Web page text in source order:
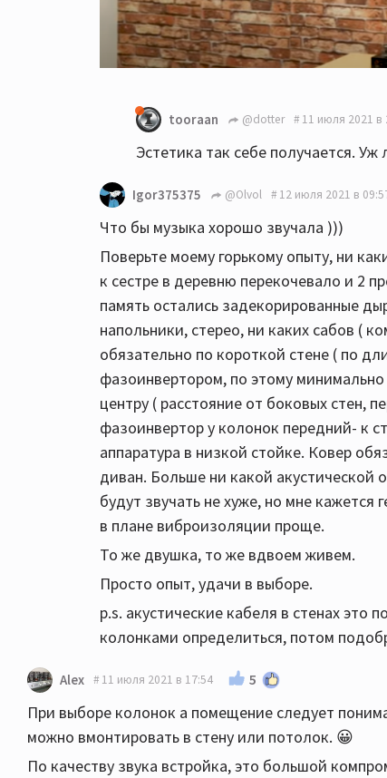
tooraan @dotter 11 июля 2021 в
Эстетика так себе получается.
Igor375375 @Olvol 12 июля 2021 в
Что бы музыка хорошо звучала )))
Поверьте моему горькому опыту, ни
к сестре в деревню перекочевало и 2
память остались задекорированные
напольники, стерео, ни каких сабов (
обязательно по короткой стене ( по
фазоинвертором, по этому
центру ( расстояние от боковых стен,
фазоинвертор у колонок передний- к
аппаратура в низкой стойке. Ковер
диван. Больше ни какой акустической
будут звучать не хуже, но мне
в плане виброизоляции проще.
То же двушка, то же вдвоем живем.
Просто опыт, удачи в выборе.
p.s. акустические кабеля в стенах это
колонками определиться, потом
Alex 11 июля 2021 в 17:54 5
При выборе колонок а помещение следует
можно вмонтировать в стену или потолок. 😀
По качеству звука встройка, это большой